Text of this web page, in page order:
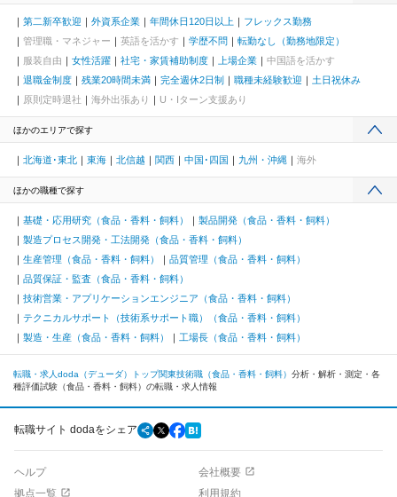
第二新卒歓迎 外資系企業 年間休日120日以上
フレックス勤務
管理職・マネジャー
英語を活かす 学歴不問
転勤なし（勤務地限定）
服装自由
女性活躍 社宅・家賃補助制度 上場企業
中国語を活かす
退職金制度
残業20時間未満 完全週休2日制 職種未経験歓迎
土日祝休み
原則定時退社
海外出張あり U・Iターン支援あり
ほかのエリアで探す
北海道･東北 東海 北信越 関西 中国･四国 九州・沖縄 海外
ほかの職種で探す
基礎・応用研究（食品・香料・飼料）
製品開発（食品・香料・飼料）
製造プロセス開発・工法開発（食品・香料・飼料）
生産管理（食品・香料・飼料）
品質管理（食品・香料・飼料）
品質保証・監査（食品・香料・飼料）
技術営業・アプリケーションエンジニア（食品・香料・飼料）
テクニカルサポート（技術系サポート職）（食品・香料・飼料）
製造・生産（食品・香料・飼料）
工場長（食品・香料・飼料）
転職・求人doda（デューダ）トップ関東技術職（食品・香料・飼料） 分析・解析・測定・各
種評価試験（食品・香料・飼料）の転職・求人情報
転職サイト dodaをシェア
ヘルプ
会社概要
拠点一覧
利用規約